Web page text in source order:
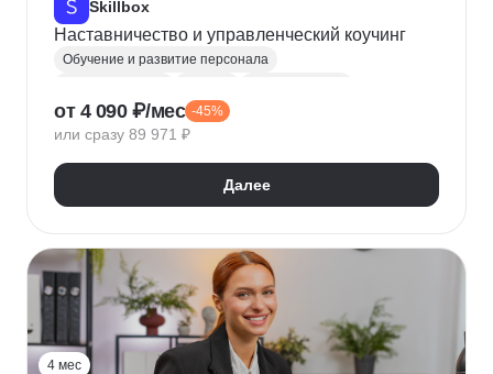
Skillbox
Наставничество и управленческий коучинг
Обучение и развитие персонала
Управление командами
Управление людьми
Эмоциональный интеллект
ICF
от 4 090 ₽/мес -45%
или сразу 89 971 ₽
Далее
4 мес